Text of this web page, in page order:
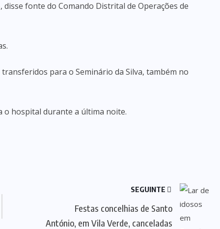
fonte do Comando Distrital de Operações de
para o Seminário da Silva, também no
hospital durante a última noite.
SEGUINTE
Festas concelhias de Santo
António, em Vila Verde, canceladas